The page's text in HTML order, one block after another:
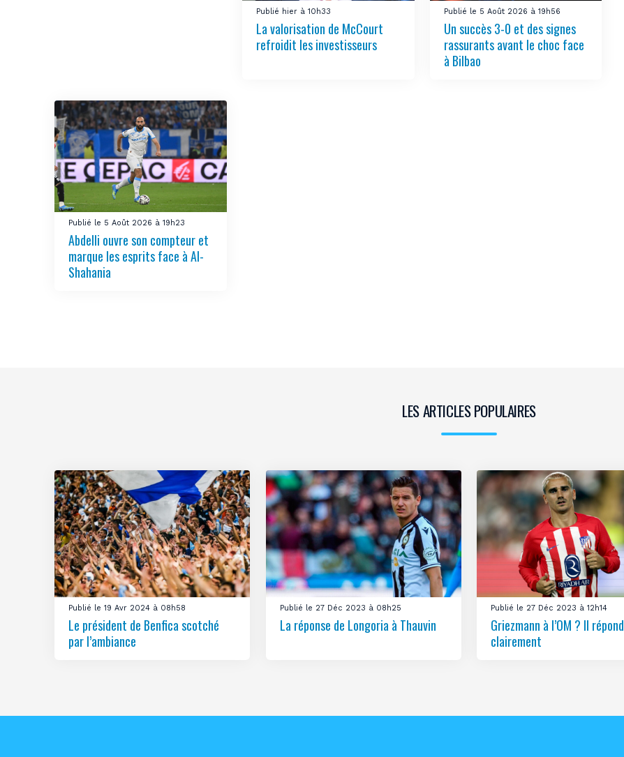
Publié hier à 10h33
La valorisation de McCourt
refroidit les investisseurs
Publié le 5 Août 2026 à 19h56
Un succès 3-0 et des signes
rassurants avant le choc face
à Bilbao
Publié le 5 Août 2026 à 19h23
Abdelli ouvre son compteur et
marque les esprits face à Al-
Shahania
LES ARTICLES POPULAIRES
Publié le 19 Avr 2024 à 08h58
Le président de Benfica scotché
par l’ambiance
Publié le 27 Déc 2023 à 08h25
La réponse de Longoria à Thauvin
Publié le 27 Déc 2023 à 12h14
Griezmann à l’OM ? Il répond
clairement